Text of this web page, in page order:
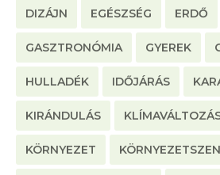
DIZÁJN EGÉSZSÉG ERDŐ
GASZTRONÓMIA GYEREK
HULLADÉK IDŐJÁRÁS
KIRÁNDULÁS
KÖRNYEZET